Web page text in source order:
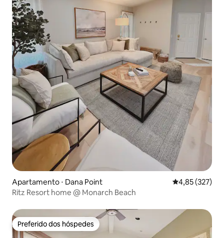
Apartamento ⋅ Dana Point 4,85 de uma
4,85 (327)
Ritz Resort home @ Monarch Beach
Preferido dos hóspedes
Preferido dos hóspedes